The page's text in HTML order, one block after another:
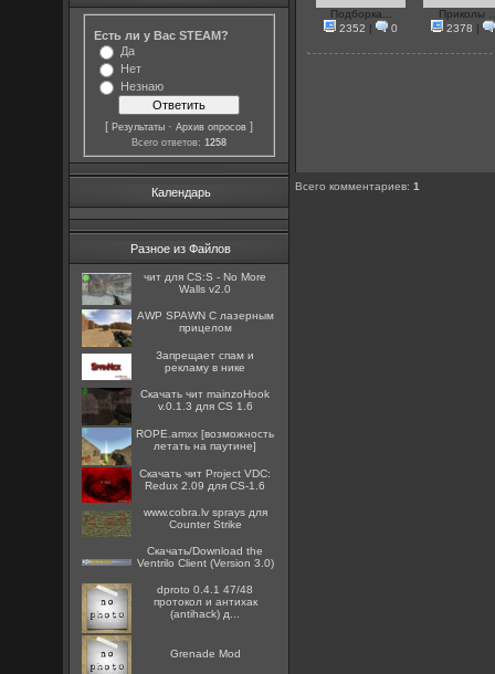
Есть ли у Вас STEAM?
Да
Нет
Незнаю
[Результаты ·Архив опросов ]
Всего ответов:1258
Календарь
Разное из Файлов
чит для CS:S - No More
Walls v2.0
AWP SPAWN С лазерным
прицелом
Запрещает спам и
рекламу в нике
Скачать чит mainzoHook
v.0.1.3 для CS 1.6
ROPE.amxx [возможность
летать на паутине]
Скачать чит Project VDC:
Redux 2.09 для CS-1.6
www.cobra.lv sprays для
Counter Strike
Скачать/Download the
Ventrilo Client (Version 3.0)
dproto 0.4.1 47/48
протокол и антихак
(antihack) д...
Grenade Mod
Подборка...
2352 | 0
Приколы
2378 |
Всего комментариев:1